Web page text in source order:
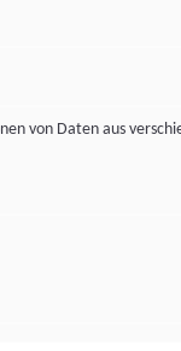
von Daten aus